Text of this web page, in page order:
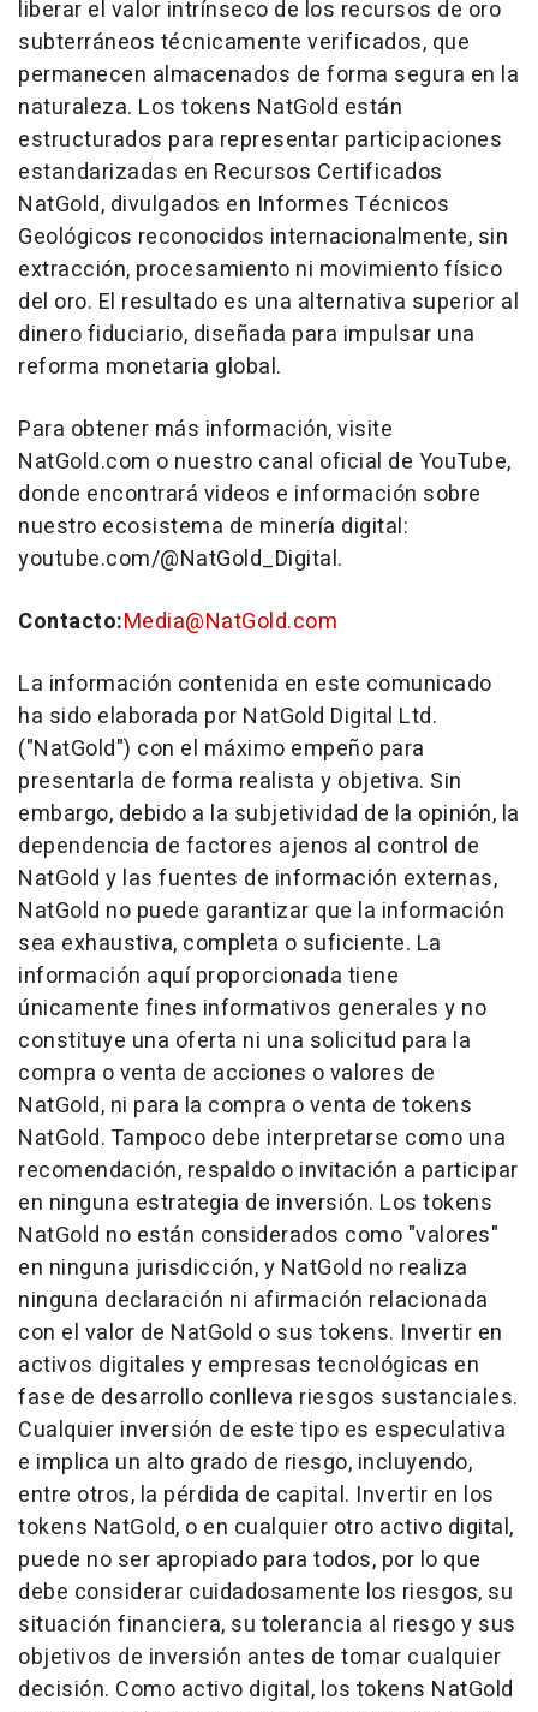
liberar el valor intrínseco de los recursos de oro
subterráneos técnicamente verificados, que
permanecen almacenados de forma segura en la
naturaleza. Los tokens NatGold están
estructurados para representar participaciones
estandarizadas en Recursos Certificados
NatGold, divulgados en Informes Técnicos
Geológicos reconocidos internacionalmente, sin
extracción, procesamiento ni movimiento físico
del oro. El resultado es una alternativa superior al
dinero fiduciario, diseñada para impulsar una
reforma monetaria global.
Para obtener más información, visite
NatGold.com o nuestro canal oficial de YouTube,
donde encontrará videos e información sobre
nuestro ecosistema de minería digital:
youtube.com/@NatGold_Digital.
Contacto:Media@NatGold.com
La información contenida en este comunicado
ha sido elaborada por NatGold Digital Ltd.
("NatGold") con el máximo empeño para
presentarla de forma realista y objetiva. Sin
embargo, debido a la subjetividad de la opinión, la
dependencia de factores ajenos al control de
NatGold y las fuentes de información externas,
NatGold no puede garantizar que la información
sea exhaustiva, completa o suficiente. La
información aquí proporcionada tiene
únicamente fines informativos generales y no
constituye una oferta ni una solicitud para la
compra o venta de acciones o valores de
NatGold, ni para la compra o venta de tokens
NatGold. Tampoco debe interpretarse como una
recomendación, respaldo o invitación a participar
en ninguna estrategia de inversión. Los tokens
NatGold no están considerados como "valores"
en ninguna jurisdicción, y NatGold no realiza
ninguna declaración ni afirmación relacionada
con el valor de NatGold o sus tokens. Invertir en
activos digitales y empresas tecnológicas en
fase de desarrollo conlleva riesgos sustanciales.
Cualquier inversión de este tipo es especulativa
e implica un alto grado de riesgo, incluyendo,
entre otros, la pérdida de capital. Invertir en los
tokens NatGold, o en cualquier otro activo digital,
puede no ser apropiado para todos, por lo que
debe considerar cuidadosamente los riesgos, su
situación financiera, su tolerancia al riesgo y sus
objetivos de inversión antes de tomar cualquier
decisión. Como activo digital, los tokens NatGold